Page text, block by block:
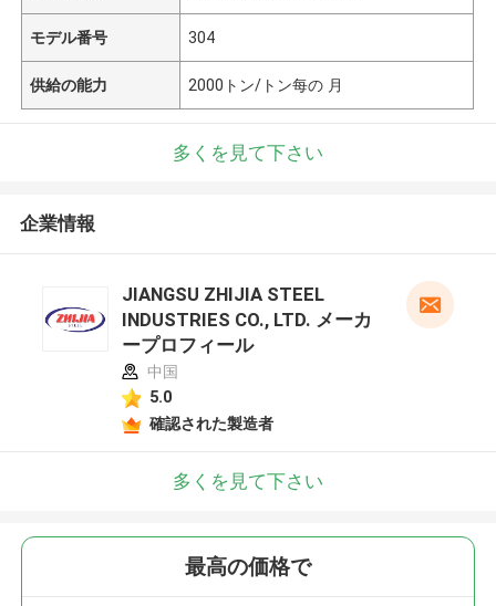
モデル番号 304
供給の能力 2000トン/トン每の 月
多くを見て下さい
企業情報
JIANGSU ZHIJIA STEEL
INDUSTRIES CO., LTD. メーカ
ープロフィール
中国
5.0
確認された製造者
多くを見て下さい
最高の価格で